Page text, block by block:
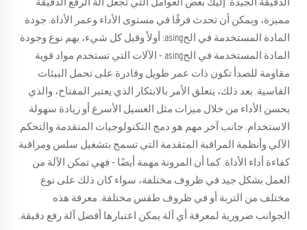
الدقيقة الجيدة. إليك بعض العوامل التي تجعل آلة الرفع الدقيقة
مميزة، ويمكن أن تحدث فرقًا في مستوى الأداء وعمر الأداة. جودة
المادة المستخدمة في الحasing: أولاً وقبل كل شيء، يهم نوع وجودة
المادة المستخدمة في الحasing - الآلات التي تستخدم مواد قوية
مقاومة للصدأ تكون ذات عمر طويل وقادرة على تحمل البيئات
القاسية. بعد ذلك، يتعلق الأمر بالابتكار الذي يعتبر المفتاح، والذي
يحسن الأداء من خلال ميزات مثل الغسيل الأسرع أو زيادة سهولة
الاستخدام. جانب آخر مهم هو دمج التكنولوجيات المتقدمة والتحكم
الآلي وأنظمة المراقبة المتقدمة التي تسمح بتشغيل سلس ومراقبة
كفاءة أداء الأداة. كما أن المرونة مهمة أيضًا - فهي تمكن الآلة من
العمل بشكل جيد في ظروف مختلفة، سواء كان ذلك على نوع
مختلف من التربة أو في ظروف طقس مختلفة. معرفة هذه
الجوانب ضرورية لمعرفة أي آلة يمكن اعتبارها أفضل آلة رفع دقيقة.